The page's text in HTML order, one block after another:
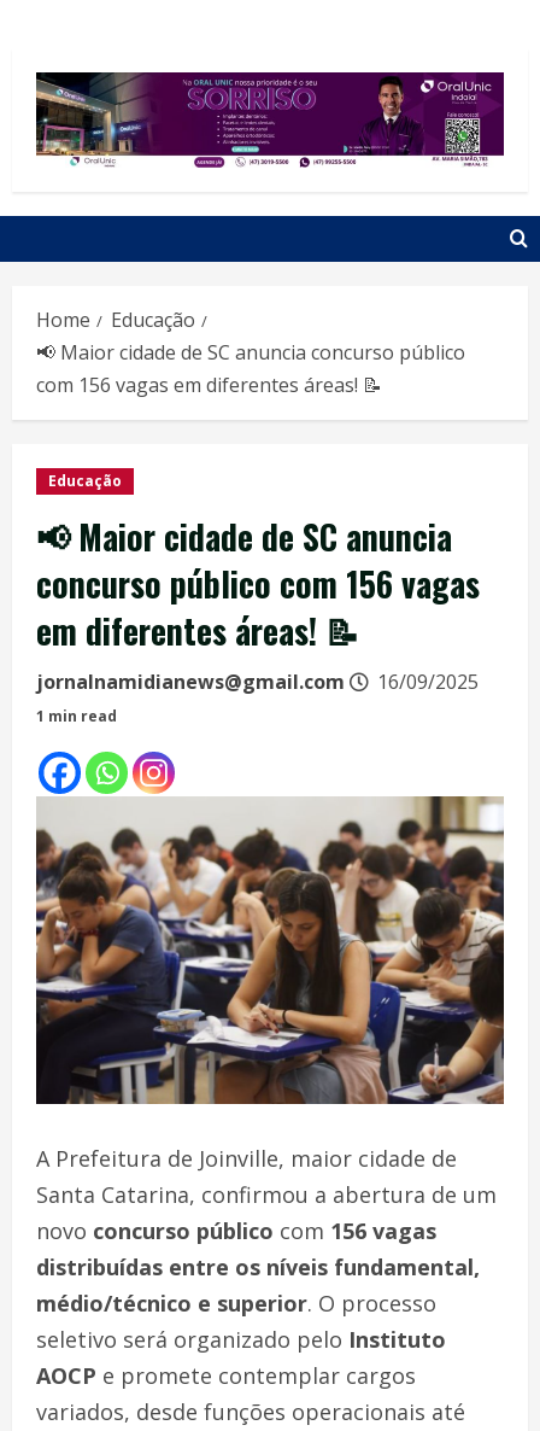
Home
Educação
📢 Maior cidade de SC anuncia concurso público
com 156 vagas em diferentes áreas! 📝
Educação
📢 Maior cidade de SC anuncia
concurso público com 156 vagas
em diferentes áreas! 📝
jornalnamidianews@gmail.com 16/09/2025
1 min read
A Prefeitura de Joinville, maior cidade de
Santa Catarina, confirmou a abertura de um
novo concurso público com 156 vagas
distribuídas entre os níveis fundamental,
médio/técnico e superior. O processo
seletivo será organizado pelo Instituto
AOCP e promete contemplar cargos
variados, desde funções operacionais até